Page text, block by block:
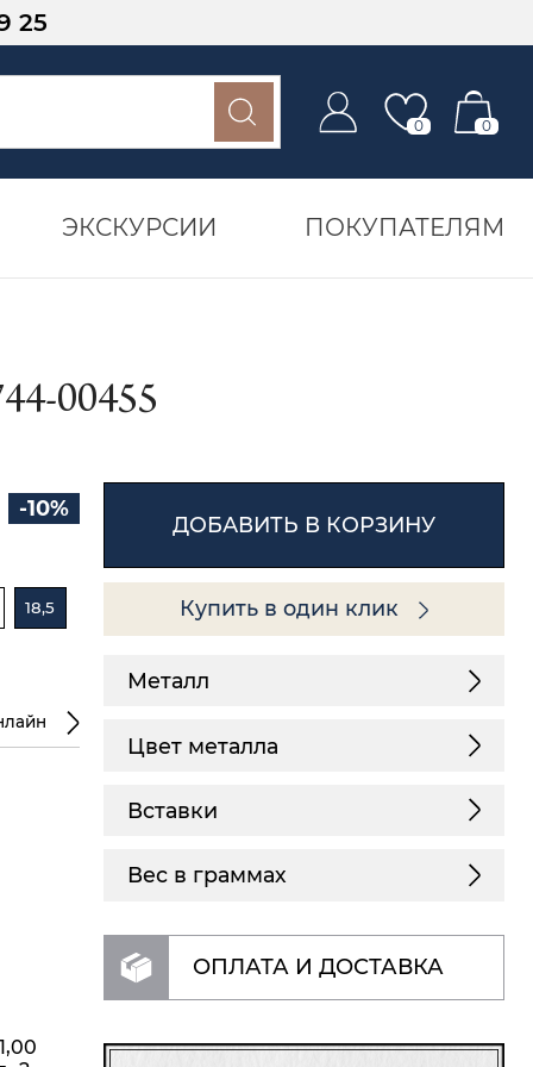
25
0 0
ЭКСКУРСИИ ПОКУПАТЕЛЯМ
00455
-10%
18,5
ДОБАВИТЬ В КОРЗИНУ
Купить в один клик
Металл
Цвет металла
Вставки
Вес в граммах
ОПЛАТА И ДОСТАВКА